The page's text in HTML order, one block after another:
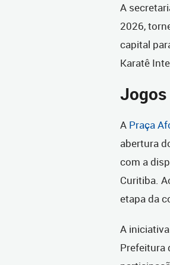
A
2026,
capital
Karatê
Jogos
A Praça
abertura
com a
Curitiba.
etapa da
A
Prefeitura